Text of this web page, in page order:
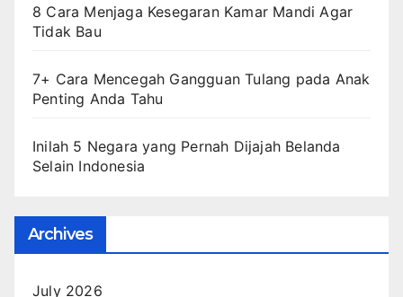
8 Cara Menjaga Kesegaran Kamar Mandi Agar
Tidak Bau
7+ Cara Mencegah Gangguan Tulang pada Anak
Penting Anda Tahu
Inilah 5 Negara yang Pernah Dijajah Belanda
Selain Indonesia
Archives
July 2026